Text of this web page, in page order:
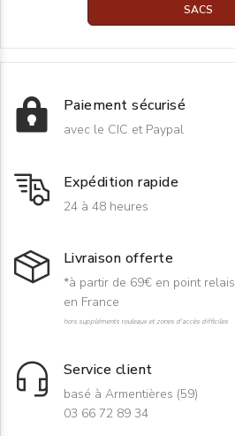
SACS
Paiement sécurisé
avec le CIC et Paypal
Expédition rapide
24 à 48 heures
Livraison offerte
*à partir de 69€ en point relais
en France
hors suppléments rouleaux et zones d'accès difficiles
Service client
basé à Armentières (59)
03 66 72 89 34